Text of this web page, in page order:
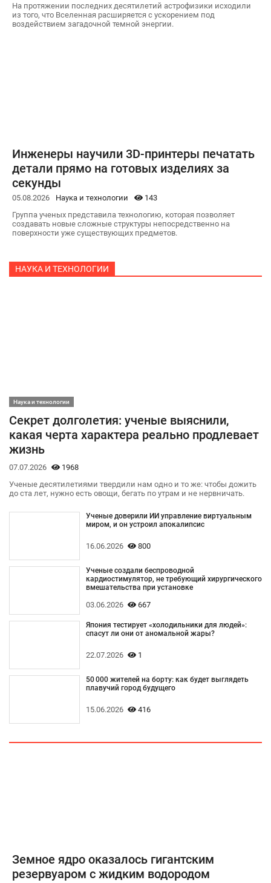
На протяжении последних десятилетий астрофизики исходили
из того, что Вселенная расширяется с ускорением под
воздействием загадочной темной энергии.
Инженеры научили 3D-принтеры печатать
детали прямо на готовых изделиях за
секунды
05.08.2026 Наука и технологии
143
Группа ученых представила технологию, которая позволяет
создавать новые сложные структуры непосредственно на
поверхности уже существующих предметов.
НАУКА И ТЕХНОЛОГИИ
Наука и технологии
Секрет долголетия: ученые выяснили,
какая черта характера реально продлевает
жизнь
07.07.2026
1968
Ученые десятилетиями твердили нам одно и то же: чтобы дожить
до ста лет, нужно есть овощи, бегать по утрам и не нервничать.
Ученые доверили ИИ управление виртуальным
миром, и он устроил апокалипсис
16.06.2026 800
Ученые создали беспроводной
кардиостимулятор, не требующий хирургического
вмешательства при установке
03.06.2026 667
Япония тестирует «холодильники для людей»:
спасут ли они от аномальной жары?
22.07.2026 1
50 000 жителей на борту: как будет выглядеть
плавучий город будущего
15.06.2026 416
Земное ядро оказалось гигантским
резервуаром с жидким водородом